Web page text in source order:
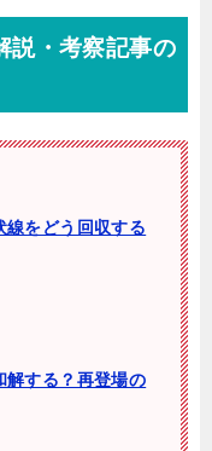
説・考察記事の
線をどう回収する
解する？再登場の